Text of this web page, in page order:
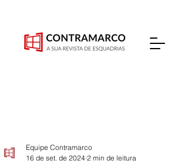
Equipe Contramarco
16 de set. de 2024 2 min de leitura